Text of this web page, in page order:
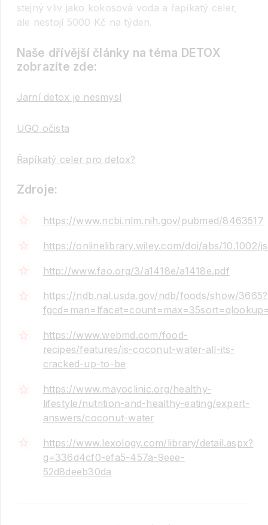
stejný vliv jako kokosová voda a řapíkatý celer,
ale nestojí 5000 Kč na týden.
Naše dřívější články na téma DETOX
zobrazíte zde:
Jarní detox je nesmysl
UGO očista
Řapíkatý celer pro detox?
Zdroje:
https://www.ncbi.nlm.nih.gov/pubmed/8463517
https://onlinelibrary.wiley.com/doi/abs/10.1002/
http://www.fao.org/3/a1418e/a1418e.pdf
https://ndb.nal.usda.gov/ndb/foods/show/3665?
https://www.webmd.com/food-
recipes/features/is-coconut-water-all-its-
cracked-up-to-be
https://www.mayoclinic.org/healthy-
lifestyle/nutrition-and-healthy-eating/expert-
answers/coconut-water
https://www.lexology.com/library/detail.aspx?
g=336d4cf0-efa5-457a-9eee-
52d8deeb30da